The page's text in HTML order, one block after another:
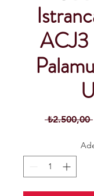
ACJ3
₺2.500,00